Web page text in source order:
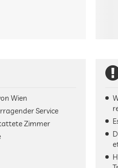
Wien
Service
Zimmer